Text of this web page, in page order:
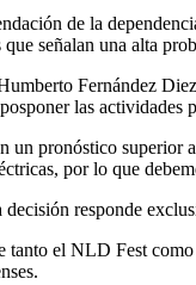
de la
señalan una alta
Fernández
las actividades
un pronóstico
por lo que
responde
el NLD Fest como